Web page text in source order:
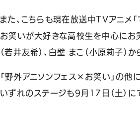
また、こちらも現在放送中TVアニメ
お笑いが大好きな高校生を中心にお
（若井友希）、白壁 まこ（小原莉子）
「野外アニソンフェス×お笑い」の他
いずれのステージも9月17日（土）に